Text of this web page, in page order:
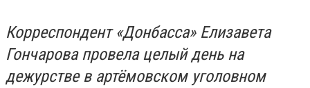
Корреспондент «Донбасса» Елизавета
Гончарова провела целый день на
дежурстве в артёмовском уголовном